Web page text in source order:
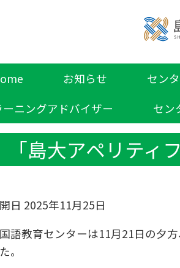
お知らせ セン
ーニングアドバイザー
セン
「島大アペリティ
日 2025年11月25日
語教育センターは11月21日の夕
。